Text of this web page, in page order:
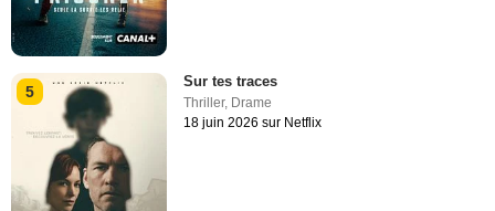
5
Sur tes traces
Thriller, Drame
18 juin 2026 sur Netflix